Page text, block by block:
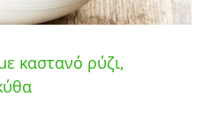
καστανό ρύζι,